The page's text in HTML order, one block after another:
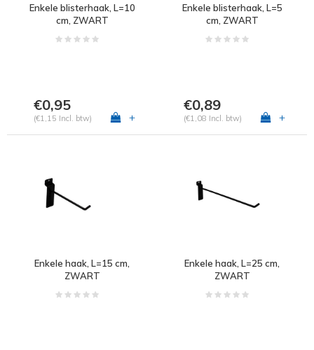
Enkele blisterhaak, L=10
cm, ZWART
€0,95
(€1,15 Incl. btw) +
Enkele blisterhaak, L=5
cm, ZWART
€0,89
(€1,08 Incl. btw) +
Enkele haak, L=15 cm,
ZWART
Enkele haak, L=25 cm,
ZWART